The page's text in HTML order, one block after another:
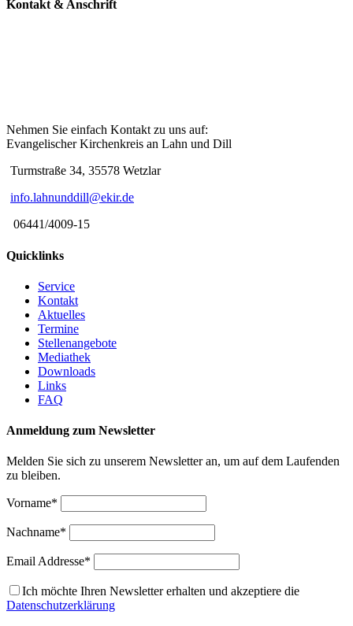
Kontakt & Anschrift
Nehmen Sie einfach Kontakt zu uns auf:
Evangelischer Kirchenkreis an Lahn und Dill
Turmstraße 34, 35578 Wetzlar
info.lahnunddill@ekir.de
06441/4009-15
Quicklinks
Service
Kontakt
Aktuelles
Termine
Stellenangebote
Mediathek
Downloads
Links
FAQ
Anmeldung zum Newsletter
Melden Sie sich zu unserem Newsletter an, um auf dem Laufenden
zu bleiben.
Vorname*
Nachname*
Email Addresse*
Ich möchte Ihren Newsletter erhalten und akzeptiere die
Datenschutzerklärung